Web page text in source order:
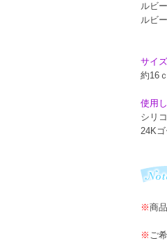
ルビ
ルビ
サイズ
約16
使用
シリ
24K
※商
※ ご